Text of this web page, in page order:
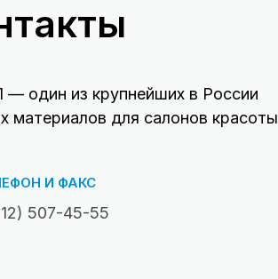
один из крупнейших в России
материалов для салонов красоты
И ФАКС
507-45-55